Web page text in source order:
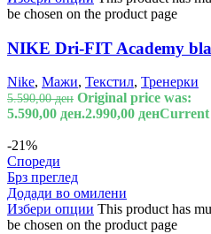
be chosen on the product page
NIKE Dri-FIT Academy
Nike, Мажи, Текстил, Тренерки
5.590,00ден Original price was:
5.590,00 ден.2.990,00 денCurrent
-21%
Спореди
Брз преглед
Додади во омилени
Избери опции This product has
be chosen on the product page